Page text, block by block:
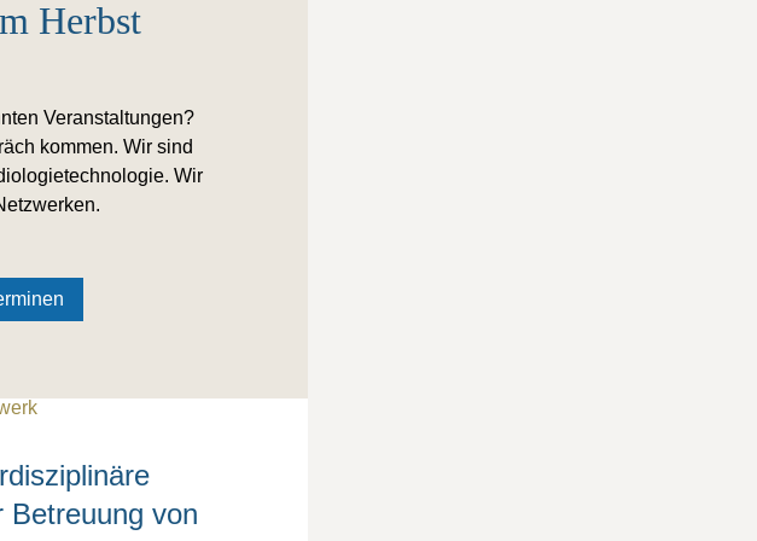
Herbst
Veranstaltungen?
kommen. Wir sind
Wir
Betreuung von